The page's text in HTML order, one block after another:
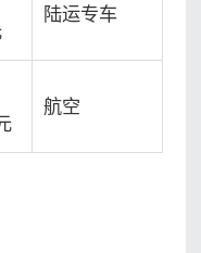
陆运专车
航空